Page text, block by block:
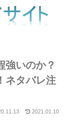
強いのか？
ネタバレ注
2021.01.10